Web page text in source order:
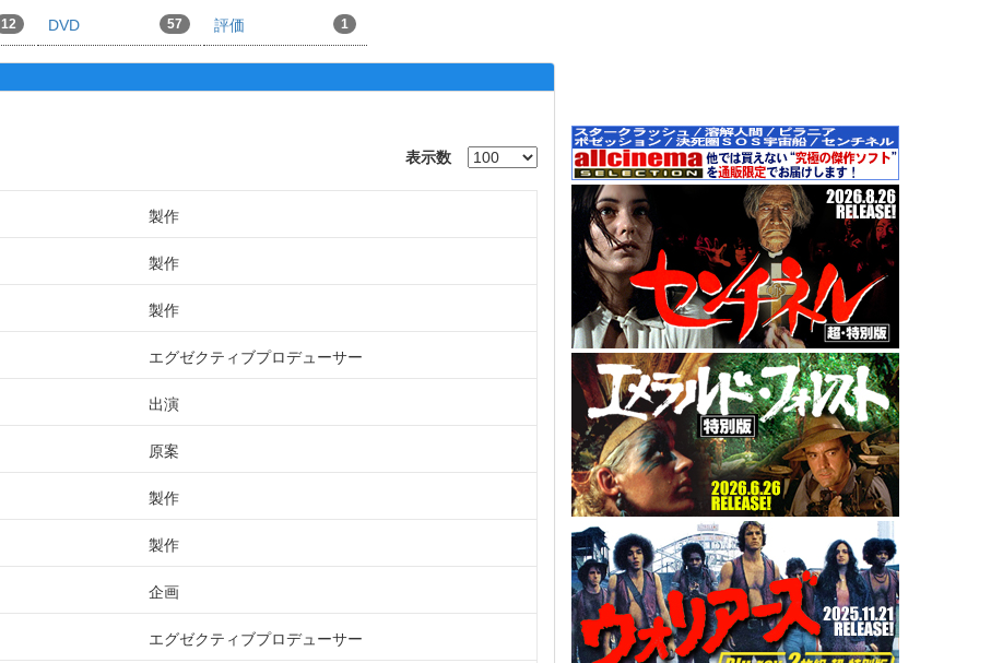
12 DVD 57 評価 1
表示数
製作
製作
製作
エグゼクティブプロデューサー
出演
原案
製作
製作
企画
エグゼクティブプロデューサー